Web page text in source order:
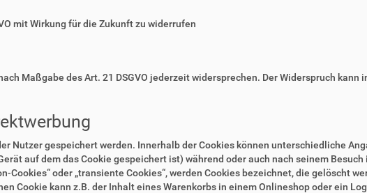
mit Wirkung für die Zukunft zu widerrufen
Maßgabe des Art. 21 DSGVO jederzeit widersprechen. Der Widerspruch kann
Nutzer gespeichert werden. Innerhalb der Cookies können unterschiedliche
auf dem das Cookie gespeichert ist) während oder auch nach seinem
Cookies“ oder „transiente Cookies“, werden Cookies bezeichnet, die gelöscht
Cookie kann z.B. der Inhalt eines Warenkorbs in einem Onlineshop oder ein